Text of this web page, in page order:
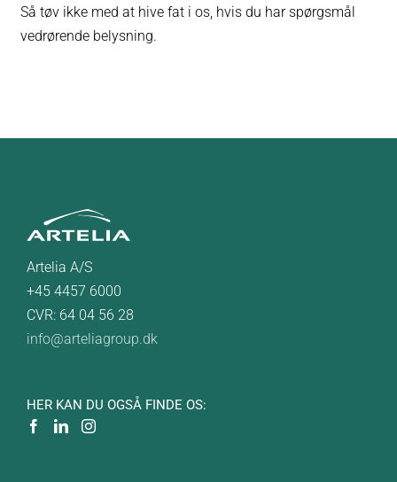
Så tøv ikke med at hive fat i os, hvis du har spørgsmål
vedrørende belysning.
Artelia A/S
+45 4457 6000
CVR: 64 04 56 28
info@arteliagroup.dk
HER KAN DU OGSÅ FINDE OS: